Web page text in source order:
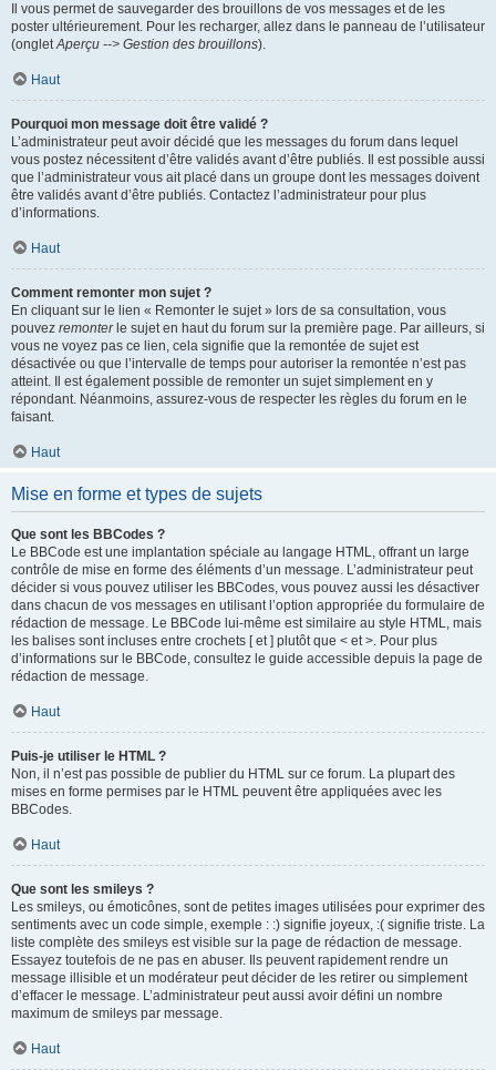
Il vous permet de sauvegarder des brouillons de vos messages et de les
poster ultérieurement. Pour les recharger, allez dans le panneau de l’utilisateur
(ongletAperçu --> Gestion des brouillons).
Haut
Pourquoi mon message doit être validé ?
L’administrateur peut avoir décidé que les messages du forum dans lequel
vous postez nécessitent d’être validés avant d’être publiés. Il est possible aussi
que l’administrateur vous ait placé dans un groupe dont les messages doivent
être validés avant d’être publiés. Contactez l’administrateur pour plus
d’informations.
Haut
Comment remonter mon sujet ?
En cliquant sur le lien « Remonter le sujet » lors de sa consultation, vous
pouvez remonterle sujet en haut du forum sur la première page. Par ailleurs, si
vous ne voyez pas ce lien, cela signifie que la remontée de sujet est
désactivée ou que l’intervalle de temps pour autoriser la remontée n’est pas
atteint. Il est également possible de remonter un sujet simplement en y
répondant. Néanmoins, assurez-vous de respecter les règles du forum en le
faisant.
Haut
Mise en forme et types de sujets
Que sont les BBCodes ?
Le BBCode est une implantation spéciale au langage HTML, offrant un large
contrôle de mise en forme des éléments d’un message. L’administrateur peut
décider si vous pouvez utiliser les BBCodes, vous pouvez aussi les désactiver
dans chacun de vos messages en utilisant l’option appropriée du formulaire de
rédaction de message. Le BBCode lui-même est similaire au style HTML, mais
les balises sont incluses entre crochets [ et ] plutôt que < et >. Pour plus
d’informations sur le BBCode, consultez le guide accessible depuis la page de
rédaction de message.
Haut
Puis-je utiliser le HTML ?
Non, il n’est pas possible de publier du HTML sur ce forum. La plupart des
mises en forme permises par le HTML peuvent être appliquées avec les
BBCodes.
Haut
Que sont les smileys ?
Les smileys, ou émoticônes, sont de petites images utilisées pour exprimer des
sentiments avec un code simple, exemple : :) signifie joyeux, :( signifie triste. La
liste complète des smileys est visible sur la page de rédaction de message.
Essayez toutefois de ne pas en abuser. Ils peuvent rapidement rendre un
message illisible et un modérateur peut décider de les retirer ou simplement
d’effacer le message. L’administrateur peut aussi avoir défini un nombre
maximum de smileys par message.
Haut